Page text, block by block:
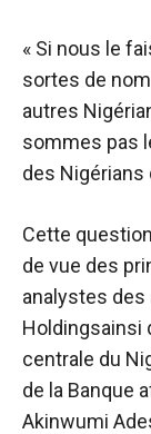
« Si nous le
sortes de
autres
sommes pas
des Nigérians
Cette
de vue des
analystes
Holdingsainsi
centrale du
de la Banque
Akinwumi